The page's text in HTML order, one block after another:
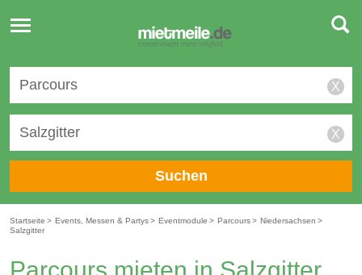
Toggle
navigation
X
X
Suchen
Startseite > Events, Messen & Partys> Eventmodule > Parcours> Niedersachsen >
Salzgitter